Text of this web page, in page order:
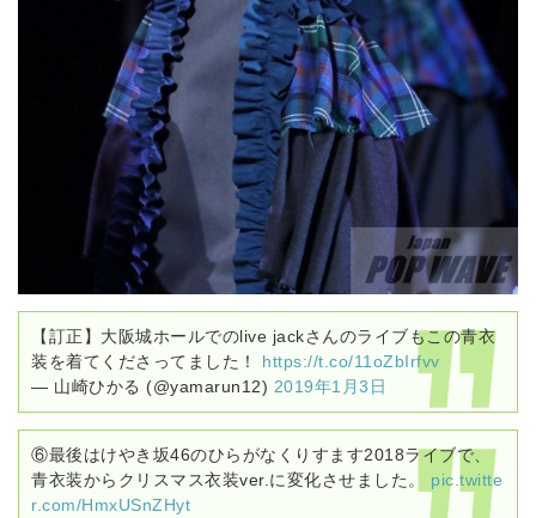
【訂正】大阪城ホールでのlive jackさんのライブもこの青衣
装を着てくださってました！ https://t.co/11oZbIrfvv
— 山崎ひかる (@yamarun12) 2019年1月3日
⑥最後はけやき坂46のひらがなくりすます2018ライブで、
青衣装からクリスマス衣装ver.に変化させました。 pic.twitte
r.com/HmxUSnZHyt